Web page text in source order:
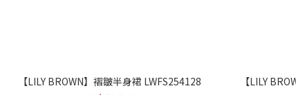
【LILY BROWN】褶皺半身裙 LWFS254128 【LILY